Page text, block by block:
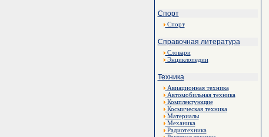
Спорт
Спорт
Справочная литература
Словари
Энциклопедии
Техника
Авиационная техника
Автомобильная техника
Комплектующие
Космическая техника
Материалы
Механика
Радиотехника